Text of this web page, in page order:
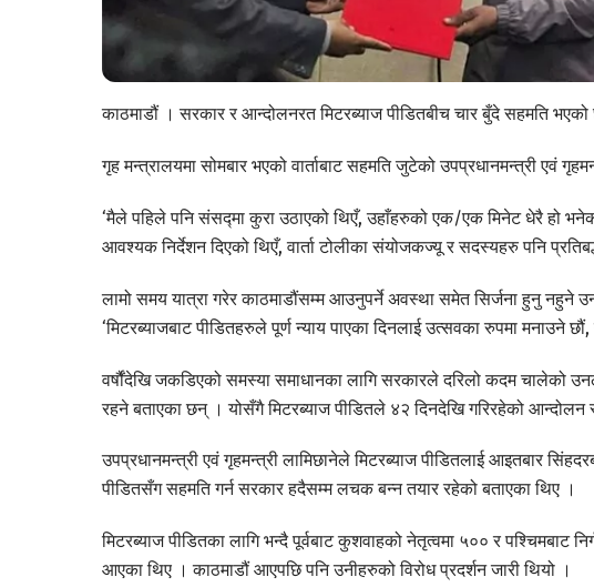
काठमाडौं । सरकार र आन्दोलनरत मिटरब्याज पीडितबीच चार बुँदे सहमति
गृह मन्त्रालयमा सोमबार भएको वार्ताबाट सहमति जुटेको उपप्रधानमन्त्री एवं
‘मैले पहिले पनि संसद्‍मा कुरा उठाएको थिएँ, उहाँहरुको एक/एक मिनेट धेरै हो
आवश्यक निर्देशन दिएको थिएँ, वार्ता टोलीका संयोजकज्यू र सदस्यहरु पनि
लामो समय यात्रा गरेर काठमाडौंसम्म आउनुपर्ने अवस्था समेत सिर्जना हुनु
‘मिटरब्याजबाट पीडितहरुले पूर्ण न्याय पाएका दिनलाई उत्सवका रुपमा मनाउने
वर्षौंदेखि जकडिएको समस्या समाधानका लागि सरकारले दरिलो कदम चालेको
रहने बताएका छन् । योसँगै मिटरब्याज पीडितले ४२ दिनदेखि गरिरहेको
उपप्रधानमन्त्री एवं गृहमन्त्री लामिछानेले मिटरब्याज पीडितलाई आइतबार
पीडितसँग सहमति गर्न सरकार हदैसम्म लचक बन्न तयार रहेको बताएका थिए ।
मिटरब्याज पीडितका लागि भन्दै पूर्वबाट कुशवाहको नेतृत्वमा ५०० र पश्चिमबाट
आएका थिए । काठमाडौं आएपछि पनि उनीहरुको विरोध प्रदर्शन जारी थियो ।